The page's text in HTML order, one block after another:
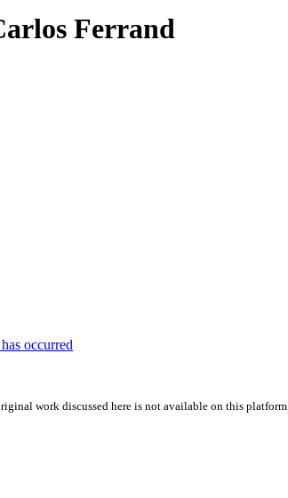
Ferrand
occurred
work discussed here is not available on this platform.